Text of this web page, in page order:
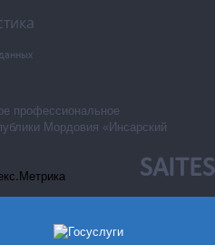
профессиональное
Мордовия «Инсарский
SAITES